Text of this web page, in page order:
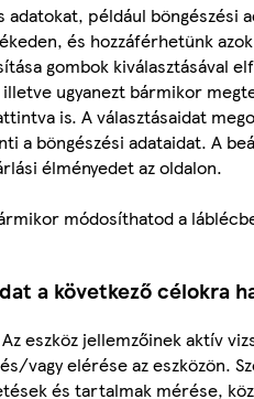
például böngészési
és hozzáférhetünk
gombok kiválasztásával
ugyanezt bármikor
is. A választásaidat
a böngészési adataidat. A
élményedet az oldalon.
módosíthatod a
a következő célokra
eszköz jellemzőinek aktív
vagy elérése az eszközön.
és tartalmak mérése,